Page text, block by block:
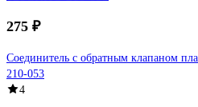
275 ₽
Соединитель с обратным клапаном
210-053
4